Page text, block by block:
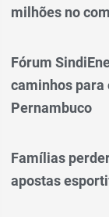
milhões no
Fórum
caminhos para
Pernambuco
Famílias
apostas